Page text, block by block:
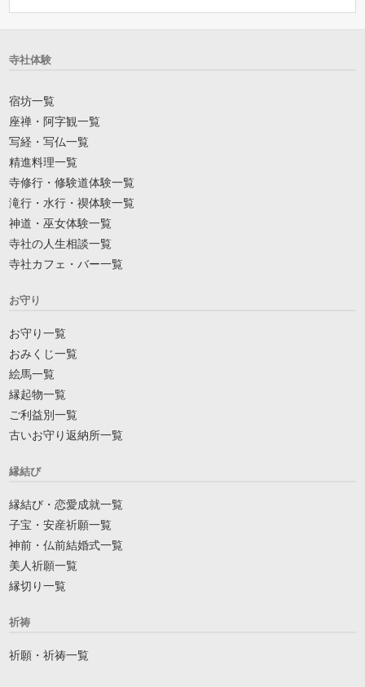
寺社体験
宿坊一覧
座禅・阿字観一覧
写経・写仏一覧
精進料理一覧
寺修行・修験道体験一覧
滝行・水行・禊体験一覧
神道・巫女体験一覧
寺社の人生相談一覧
寺社カフェ・バー一覧
お守り
お守り一覧
おみくじ一覧
絵馬一覧
縁起物一覧
ご利益別一覧
古いお守り返納所一覧
縁結び
縁結び・恋愛成就一覧
子宝・安産祈願一覧
神前・仏前結婚式一覧
美人祈願一覧
縁切り一覧
祈祷
祈願・祈祷一覧